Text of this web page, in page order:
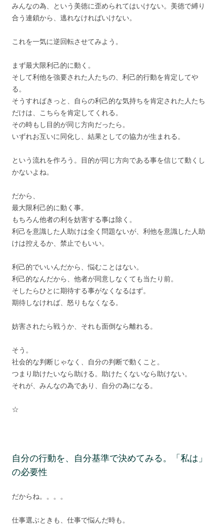
みんなの為、という美徳に歪められてはいけない。美徳で縛り
合う連鎖から、逃れなければいけない。
これを一気に逆回転させてみよう。
まず最大限利己的に動く。
そして利他を強要された人たちの、利己的行動を肯定してや
る。
そうすればきっと、自らの利己的な気持ちを肯定された人たち
だけは、こちらを肯定してくれる。
その時もし目的が同じ方向だったら。
いずれお互いに同化し、結果としての協力が生まれる。
という流れを作ろう。目的が同じ方向である事を信じて動くし
かないよね。
だから、
最大限利己的に動く事。
もちろん他者の利を妨害する事は除く。
利己を意識した人助けは全く問題ないが、利他を意識した人助
けは控えるか、禁止でもいい。
利己的でいいんだから、悩むことはない。
利己的なんだから、他者が同意しなくても当たり前。
そしたらひとに期待する事がなくなるはず。
期待しなければ、怒りもなくなる。
妨害されたら戦うか、それも面倒なら離れる。
そう。
社会的な判断じゃなく、自分の判断で動くこと。
つまり助けたいなら助ける。助けたくないなら助けない。
それが、みんなの為であり、自分の為になる。
☆
自分の行動を、自分基準で決めてみる。「私は」
の必要性
だからね。。。。
仕事選ぶときも、仕事で悩んだ時も。